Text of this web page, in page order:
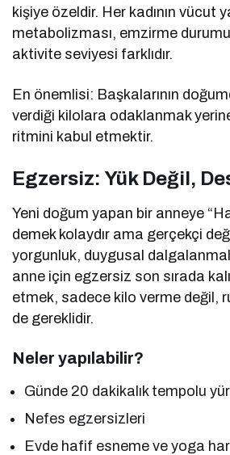
kişiye özeldir. Her kadının vücut
metabolizması, emzirme
aktivite seviyesi farklıdır.
En önemlisi: Başkalarının
verdiği kilolara odaklanmak
ritmini kabul etmektir.
Egzersiz: Yük Değil,
Yeni doğum yapan bir anneye
demek kolaydır ama gerçekçi
yorgunluk, duygusal
anne için egzersiz son sırada
etmek, sadece kilo verme değil,
de gereklidir.
Neler yapılabilir?
Günde 20 dakikalık tempolu
Nefes egzersizleri
Evde hafif esneme ve yoga